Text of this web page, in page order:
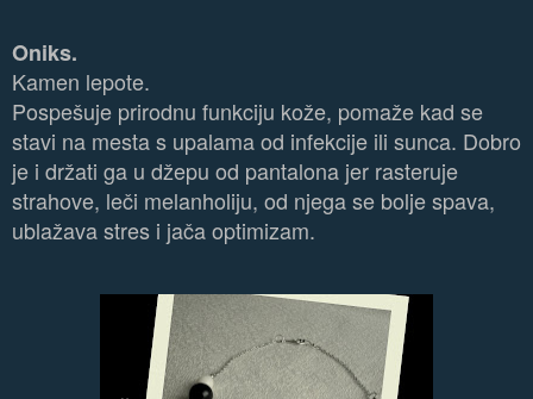
Oniks.
Kamen lepote.
Pospešuje prirodnu funkciju kože, pomaže kad se
stavi na mesta s upalama od infekcije ili sunca. Dobro
je i držati ga u džepu od pantalona jer rasteruje
strahove, leči melanholiju, od njega se bolje spava,
ublažava stres i jača optimizam.